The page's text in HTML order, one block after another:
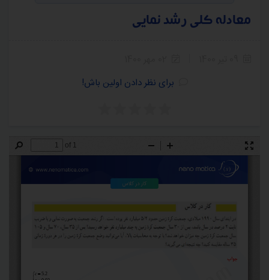
معادله کلی رشد نمایی
برای نظر دادن اولین باش!